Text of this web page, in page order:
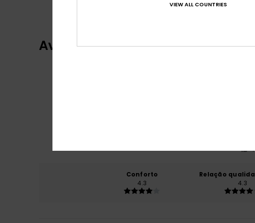
Avaliações dos clientes
Conforto
4.3
Relação
4.3
VIEW ALL COUNTRIES